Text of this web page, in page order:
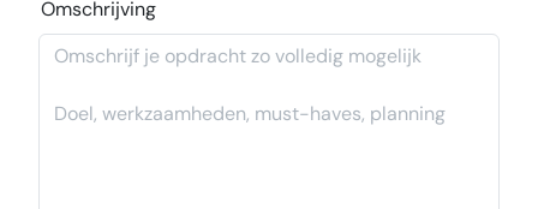
Omschrijving